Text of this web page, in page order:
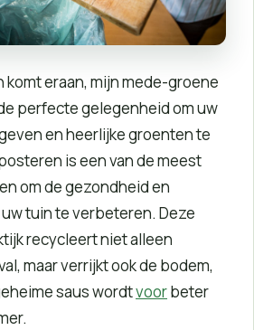
eraan, mijn mede-groene
perfecte gelegenheid om uw
en heerlijke groenten te
is een van de meest
om de gezondheid en
tuin te verbeteren. Deze
recycleert niet alleen
maar verrijkt ook de bodem,
saus wordtvoorbeter